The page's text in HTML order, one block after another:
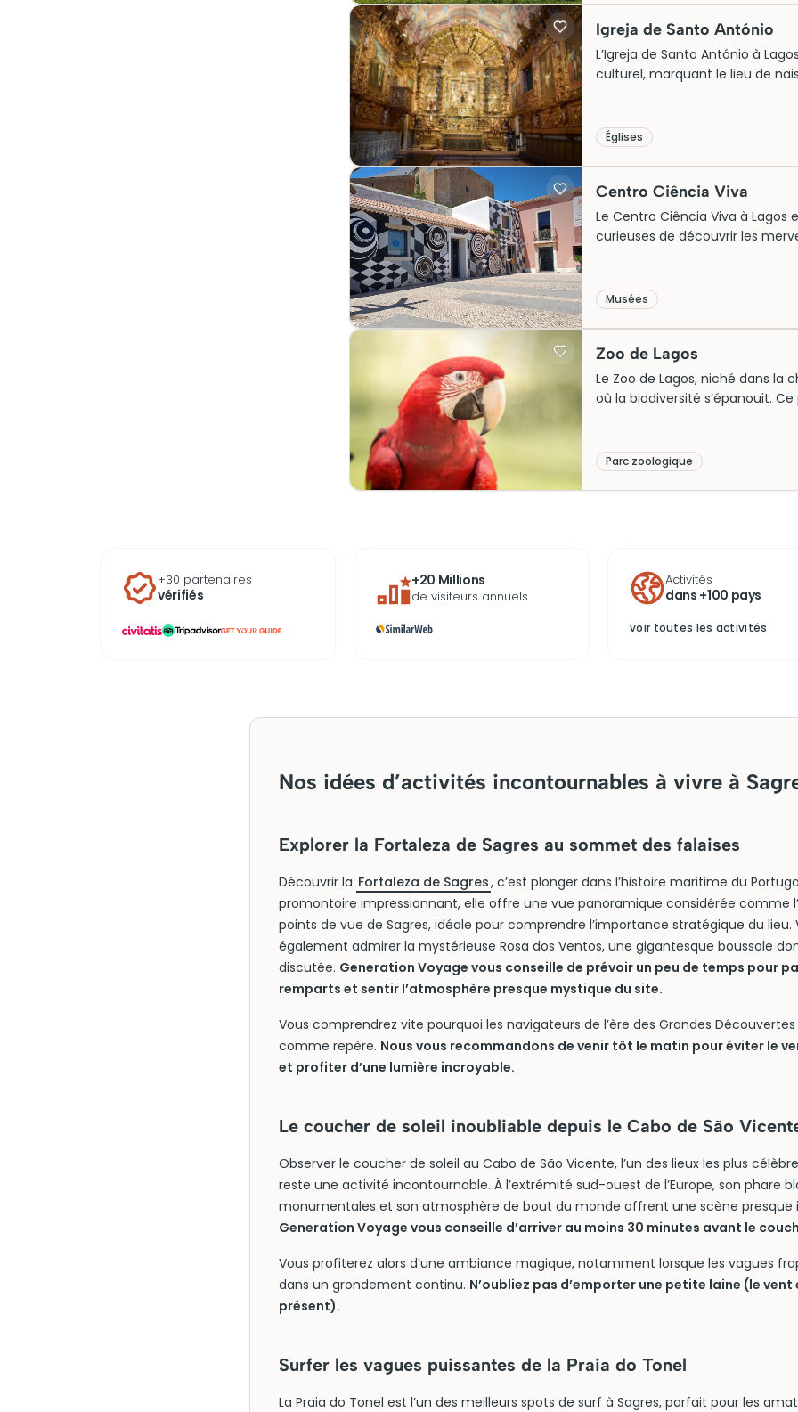
par son charme intemporel et
Igreja de Santo António
L’Igreja de Santo António à
culturel, marquant le lieu de
ses magnifiques azulejos
elle offre aujourd’hui aux
le temps.
Églises
Centro Ciência Viva
Le Centro Ciência Viva à
curieuses de découvrir les
entre la culture locale et le
l’importance de la science
historique d’innovation de la
Musées
Zoo de Lagos
Le Zoo de Lagos, niché dans la
où la biodiversité s’épanouit.
conservation et d’éducation,
avec un restaurant portugais
pour petits et grands.
Parc zoologique
+30 partenaires
vérifiés
...
+20 Millions
de visiteurs annuels
Activités
dans +100 pays
voir toutes les activités
Nos idées d’activités incontournables à vivre à
Explorer la Fortaleza de Sagres au sommet des falaises
Découvrir la Fortaleza de Sagres, c’est plonger dans l’histoire maritime du
promontoire impressionnant, elle offre une vue panoramique considérée comme
points de vue de Sagres, idéale pour comprendre l’importance stratégique du lieu.
également admirer la mystérieuse Rosa dos Ventos, une gigantesque boussole
discutée. Generation Voyage vous conseille de prévoir un peu de temps pour
remparts et sentir l’atmosphère presque mystique du site.
Vous comprendrez vite pourquoi les navigateurs de l’ère des Grandes
comme repère. Nous vous recommandons de venir tôt le matin pour éviter le
et profiter d’une lumière incroyable.
Le coucher de soleil inoubliable depuis le Cabo de São
Observer le coucher de soleil au Cabo de São Vicente, l’un des lieux les plus
reste une activité incontournable. À l’extrémité sud-ouest de l’Europe, son phare
monumentales et son atmosphère de bout du monde offrent une scène presque
Generation Voyage vous conseille d’arriver au moins 30 minutes avant le
Vous profiterez alors d’une ambiance magique, notamment lorsque les vagues
dans un grondement continu. N’oubliez pas d’emporter une petite laine (le
présent).
Surfer les vagues puissantes de la Praia do Tonel
La Praia do Tonel est l’un des meilleurs spots de surf à Sagres, parfait pour les